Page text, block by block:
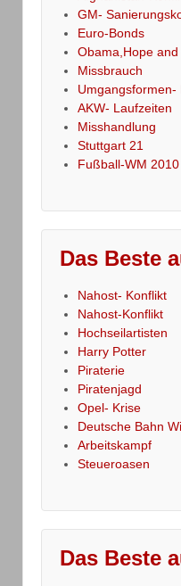
GM-
Euro-Bonds
Obama,Hope
Missbrauch
Umgangsformen-
AKW- Laufzeiten
Misshandlung
Stuttgart 21
Fußball-WM 2010
Das Beste
Nahost- Konflikt
Nahost-Konflikt
Hochseilartisten
Harry Potter
Piraterie
Piratenjagd
Opel- Krise
Deutsche Bahn
Arbeitskampf
Steueroasen
Das Beste